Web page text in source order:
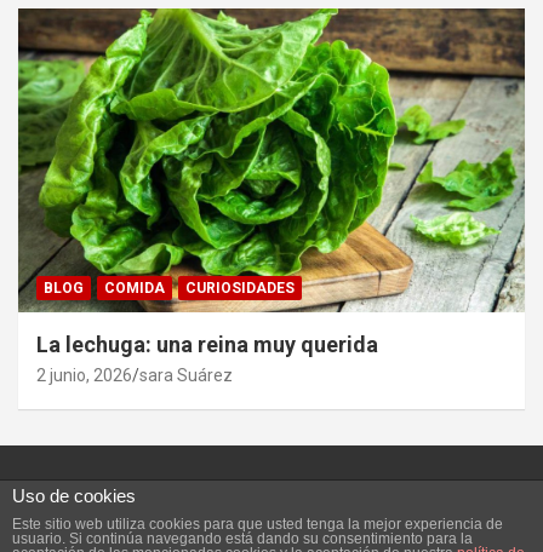
BLOG COMIDA CURIOSIDADES
La lechuga: una reina muy querida
2 junio, 2026 sara Suárez
Copyright ©2026Vivefeliz :) Tema por:Theme Horse
Uso de cookies
Este sitio web utiliza cookies para que usted tenga la mejor experiencia de
usuario. Si continúa navegando está dando su consentimiento para la